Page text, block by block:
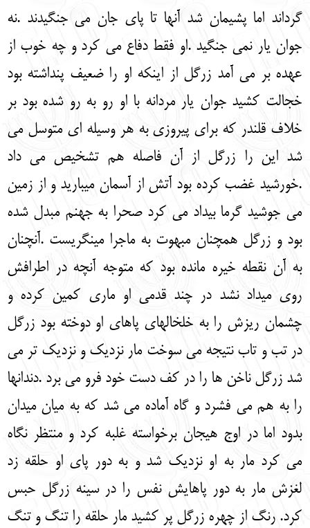
گرداند اما پشیمان شد آنها تا پای جان می جنگیدند .نه
جوان یار نمی جنگید .او فقط دفاع می کرد و چه خوب از
عهده بر می آمد زرگل از اینکه او را ضعیف پنداشته بود
خجالت کشید جوان یار مردانه با او رو به رو شده بود بر
خلاف قلندر که برای پیروزی به هر وسیله ای متوسل می
شد این را زرگل از آن فاصله هم تشخیص می داد
.خورشید غضب کرده بود آتش از آسمان می‏بارید و از زمین
می جوشید گرما بیداد می کرد صحرا به جهنم مبدل شده
بود و زرگل همچنان مبهوت به ماجرا می‏نگریست .آنچنان
به آن نقطه خیره مانده بود که متوجه آنچه در اطرافش
روی می‏داد نشد در چند قدمی او ماری کمین کرده و
چشمان ریزش را به خلخالهای پاهای او دوخته بود زرگل
در تب و تاب نتیجه می سوخت مار نزدیک و نزدیک تر می
شد زرگل ناخن ها را در کف دست خود فرو می برد .دندانها
را به هم می فشرد و گاه آماده می شد که به میان میدان
بدود اما در اوج هیجان برخواسته غلبه کرد و منتظر نگاه
می کرد مار به او نزدیک شد و به دور پای او حلقه زد
لغزش مار به دور پاهایش نفس را در سینه زرگل حبس
کرد. رنگ از چهره زرگل پر کشید مار حلقه را تنگ و تنگ